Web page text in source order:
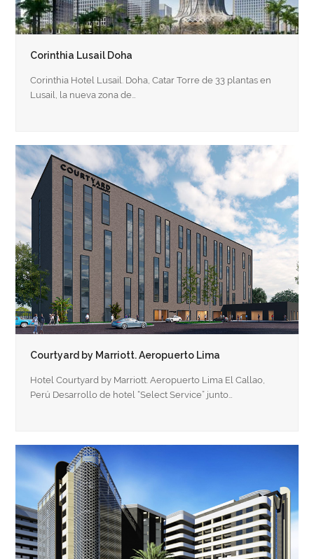
Corinthia Lusail Doha
Corinthia Hotel Lusail. Doha, Catar Torre de 33 plantas en
Lusail, la nueva zona de…
Courtyard by Marriott. Aeropuerto Lima
Hotel Courtyard by Marriott. Aeropuerto Lima El Callao,
Perú Desarrollo de hotel “Select Service” junto…